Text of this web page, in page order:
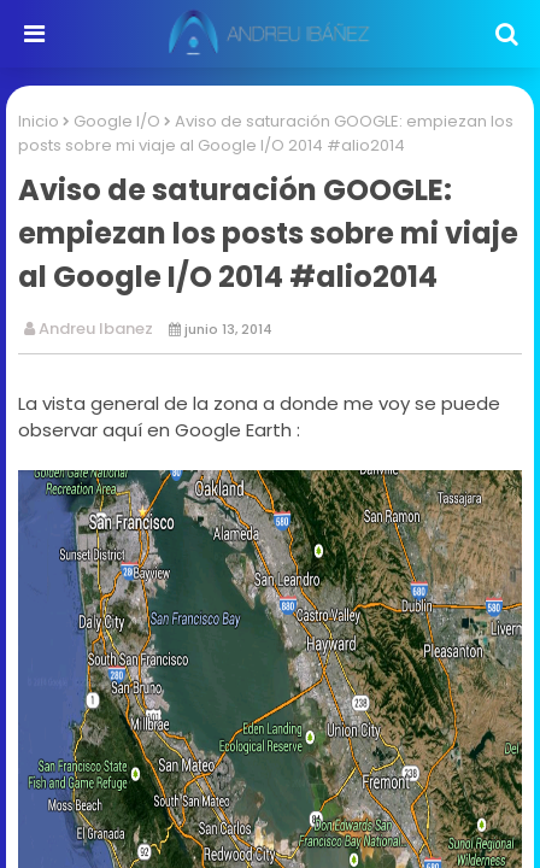
Inicio Google I/O
Aviso de saturación GOOGLE: empiezan los
posts sobre mi viaje al Google I/O 2014 #alio2014
Aviso de saturación GOOGLE:
empiezan los posts sobre mi viaje
al Google I/O 2014 #alio2014
Andreu Ibanez junio 13, 2014
La vista general de la zona a donde me voy se puede
observar aquí en Google Earth :